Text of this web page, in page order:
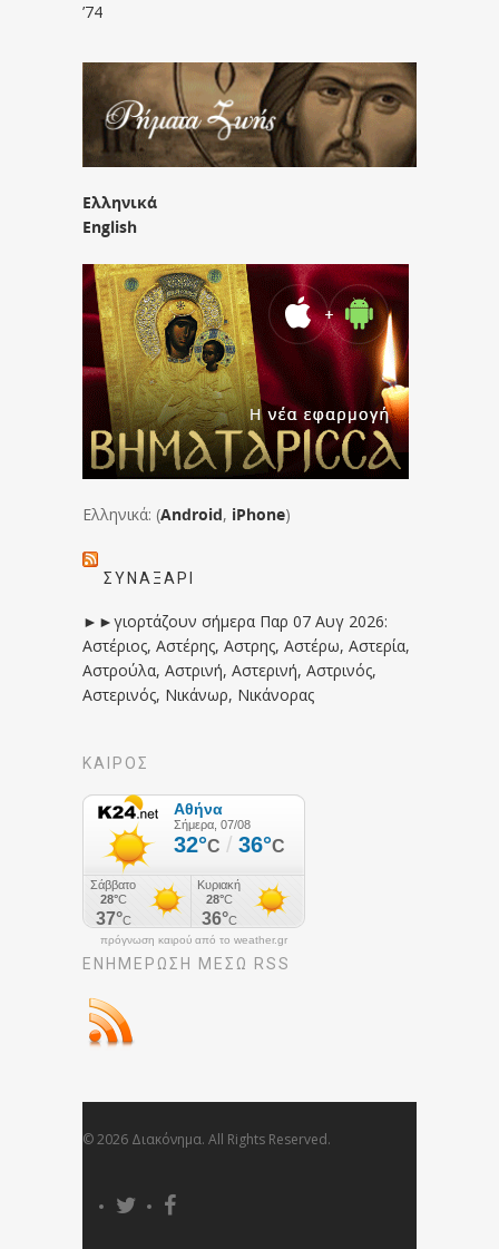
’74
Ελληνικά
English
Ελληνικά: (Android, iPhone)
ΣΥΝΑΞΆΡΙ
►►γιορτάζουν σήμερα Παρ 07 Αυγ 2026:
Αστέριος, Αστέρης, Αστρης, Αστέρω, Αστερία,
Αστρούλα, Αστρινή, Αστερινή, Αστρινός,
Αστερινός, Νικάνωρ, Νικάνορας
ΚΑΙΡΟΣ
πρόγνωση καιρού από το weather.gr
ΕΝΗΜΈΡΩΣΉ ΜΕΣΩ RSS
© 2026 Διακόνημα. All Rights Reserved.